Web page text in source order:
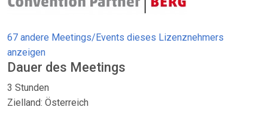
67 andere Meetings/Events dieses Lizenznehmers
anzeigen
Dauer des Meetings
3 Stunden
Zielland: Österreich